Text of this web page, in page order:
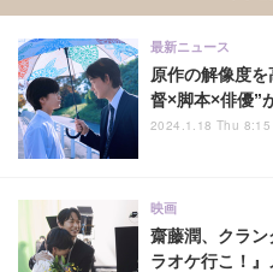
原作の解像度
督×脚本×俳優”
最新ニュース
2024.1.18 Thu 8:15
齋藤潤、クラ
ラオケ行こ！
映画